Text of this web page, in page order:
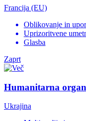
Francija (EU)
Oblikovanje in
Uprizoritvene
Glasba
Zaprt
Humanitarna
Ukrajina